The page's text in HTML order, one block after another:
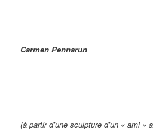
Carmen Pennarun
(à partir d’une sculpture d’un « ami »